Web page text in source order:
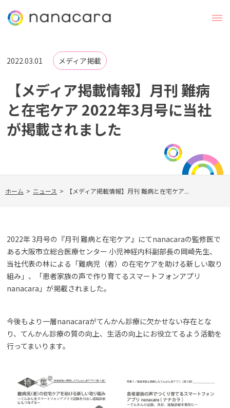
2022.03.01 メディア掲載
【メディア掲載情報】月刊 難病
と在宅ケア 2022年3月号に当社
が掲載されました
ホーム > ニュース > 【メディア掲載情報】月刊 難病と在宅ケア...
2022年 3月号の『月刊 難病と在宅ケア』にてnanacaraの監修医で
ある大阪市立総合医療センター 小児神経内科副部長の岡崎先生、
当社代表の林による「難病児（者）の在宅ケアを助ける新しい取り
組み」、「患者家族の声で作り育てるスマートフォンアプリ
nanacara」が掲載されました。
今後もより⼀層nanacaraがてんかん診療に⽋かせない存在とな
り、てんかん診療の質の向上、⽣活の向上にお役⽴てるよう活動を
⾏ってまいります。